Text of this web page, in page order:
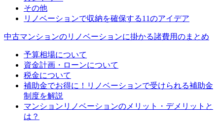
その他
リノベーションで収納を確保する11のアイデア
中古マンションのリノベーションに掛かる諸費用のまとめ
予算相場について
資金計画・ローンについて
税金について
補助金でお得に！リノベーションで受けられる補助金
制度を解説
マンションリノベーションのメリット・デメリットと
は？